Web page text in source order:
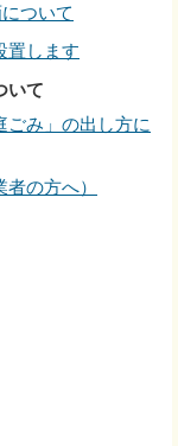
ついて
置します
いて
ごみ」の出し方に
の方へ）